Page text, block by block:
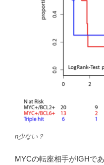
n少ない？
MYCの転座相手がIGHで